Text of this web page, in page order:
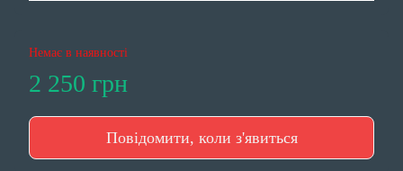
Немає в наявності
2 250 грн
Повідомити, коли з'явиться